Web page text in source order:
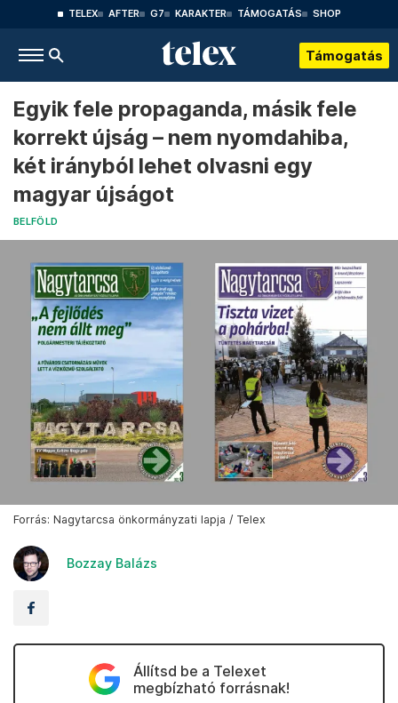
TELEX AFTER G7 KARAKTER TÁMOGATÁS SHOP
Támogatás
Egyik fele propaganda, másik fele
korrekt újság – nem nyomdahiba,
két irányból lehet olvasni egy
magyar újságot
BELFÖLD
Forrás: Nagytarcsa önkormányzati lapja / Telex
Bozzay Balázs
Állítsd be a Telexet
megbízható forrásnak!